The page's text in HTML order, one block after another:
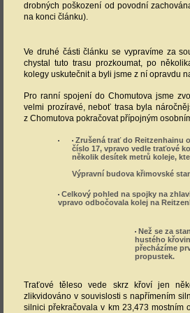
drobných poškození od povodní
na konci článku).
Ve druhé části článku se vypravíme za
chystal tuto trasu prozkoumat, po
kolegy uskutečnit a byli jsme z ní opravdu
Pro ranní spojení do Chomutova jsme
velmi prozíravé, neboť trasa byla
z Chomutova pokračovat přípojným
Zrušená trať do Reitzenhainu
číslo 17, vpravo vedle traťové
několik desítek metrů koleje,
Výpravní budova křimovské
Celkový pohled na spojky na
vpravo odbočovala kolej na
Než se za
hustého
přecházíme
propustek.
Traťové těleso vede skrz křoví jen
zlikvidováno v souvislosti s napřímením
silnici překračovala v km 23,473 mostním